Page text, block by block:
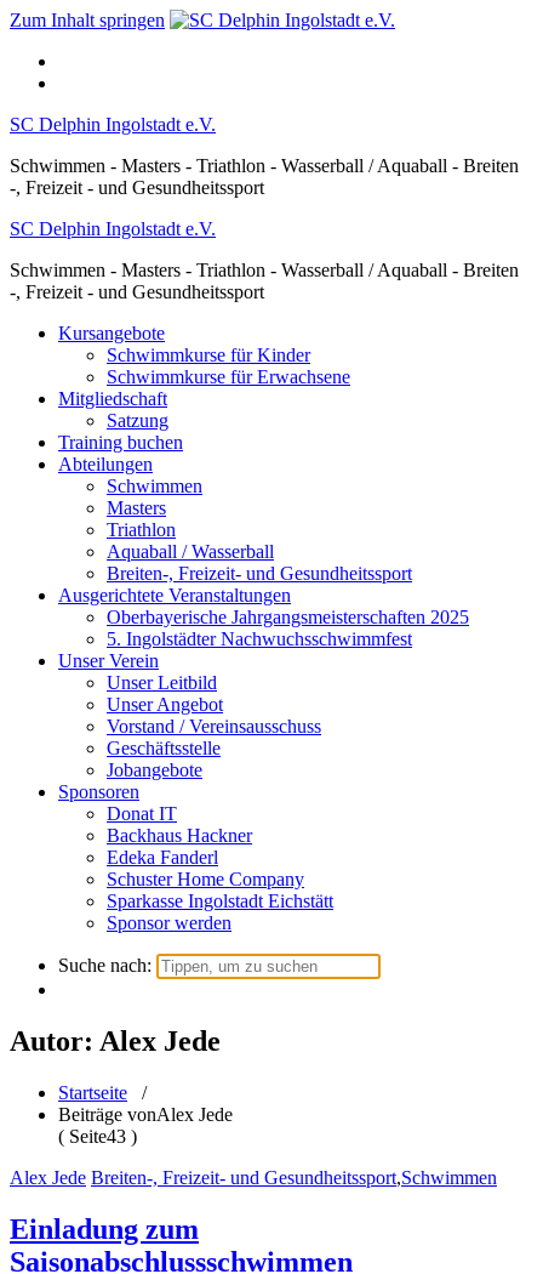
Zum Inhalt springen
SC Delphin Ingolstadt e.V.
Schwimmen - Masters - Triathlon - Wasserball / Aquaball - Breiten
-, Freizeit - und Gesundheitssport
SC Delphin Ingolstadt e.V.
Schwimmen - Masters - Triathlon - Wasserball / Aquaball - Breiten
-, Freizeit - und Gesundheitssport
Kursangebote
Schwimmkurse für Kinder
Schwimmkurse für Erwachsene
Mitgliedschaft
Satzung
Training buchen
Abteilungen
Schwimmen
Masters
Triathlon
Aquaball / Wasserball
Breiten-, Freizeit- und Gesundheitssport
Ausgerichtete Veranstaltungen
Oberbayerische Jahrgangsmeisterschaften 2025
5. Ingolstädter Nachwuchsschwimmfest
Unser Verein
Unser Leitbild
Unser Angebot
Vorstand / Vereinsausschuss
Geschäftsstelle
Jobangebote
Sponsoren
Donat IT
Backhaus Hackner
Edeka Fanderl
Schuster Home Company
Sparkasse Ingolstadt Eichstätt
Sponsor werden
Suche nach:
Autor: Alex Jede
Startseite /
Beiträge vonAlex Jede
( Seite43 )
Alex Jede Breiten-, Freizeit- und Gesundheitssport,Schwimmen
Einladung zum
Saisonabschlussschwimmen